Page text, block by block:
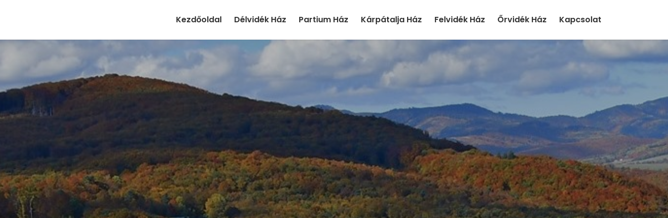
Kezdőoldal Délvidék Ház Partium Ház Kárpátalja Ház Felvidék Ház Őrvidék Ház Kapcsolat